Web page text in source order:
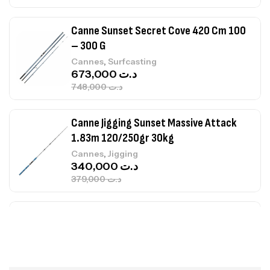
Canne Sunset Secret Cove 420 Cm 100
– 300 G
Cannes, Surfcasting
د.ت748,000
د.ت
Canne Jigging Sunset Massive Attack
1.83m 120/250gr 30kg
Cannes,Jigging
د.ت379,000
د.ت